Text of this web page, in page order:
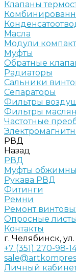
Клапаны
Масла
Модули
Муфты
Обратные
Радиаторы
Сальники
Сепараторы
Фильтры
Фильтры
Частотные
РВД
Назад
РВД
Муфты
Рукава РВД
Фитинги
Ремни
Ремонт
Опросные листы
Контакты
г. Челябинск,
+7 (351) 270-98-
Личный